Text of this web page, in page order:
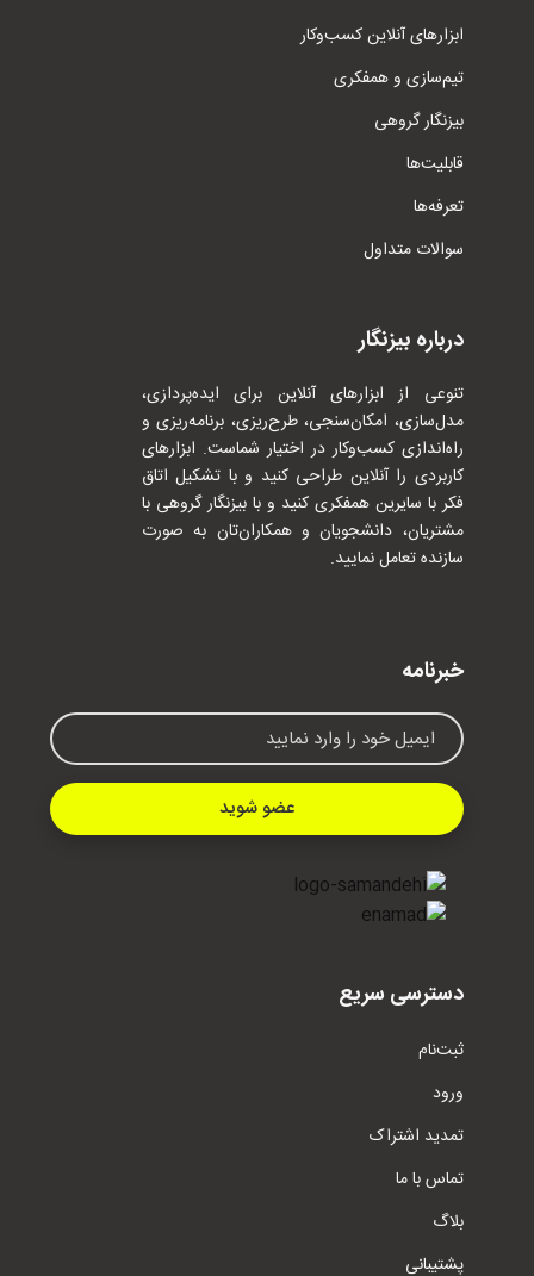
ابزار‌های آنلاین کسب‌وکار
تیم‌سازی و همفکری
بیزنگار گروهی
قابلیت‌ها
تعرفه‌ها
سوالات متداول
درباره بیزنگار
تنوعی از ابزارهای آنلاین برای ایده‌پردازی،
مدل‌سازی، امکان‌سنجی، طرح‌ریزی، برنامه‌ریزی و
راه‌اندازی کسب‌وکار در اختیار شماست. ابزارهای
کاربردی را آنلاین طراحی کنید و با تشکیل اتاق
فکر با سایرین همفکری کنید و با بیزنگار گروهی با
مشتریان، دانشجویان و همکاران‌تان به صورت
سازنده تعامل نمایید.
خبرنامه
عضو شوید
دسترسی سریع
ثبت‌نام
ورود
تمدید اشتراک
تماس با ما
بلاگ
پشتیبانی